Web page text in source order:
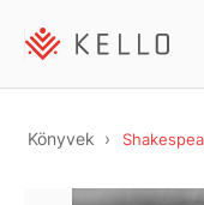
Könyvek